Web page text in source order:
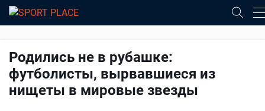
Родились не в рубашке:
футболисты, вырвавшиеся из
нищеты в мировые звезды